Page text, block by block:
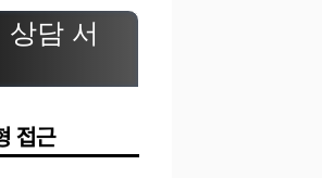
상담 서
접근